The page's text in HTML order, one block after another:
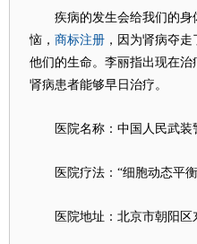
疾病的发生会给我们的身
恼， 商标注册，因为肾病夺走
他们的生命。李丽指出现在
肾病患者能够早日治疗。
医院名称：中国人民武装
医院疗法：“细胞动态平衡
医院地址：北京市朝阳区